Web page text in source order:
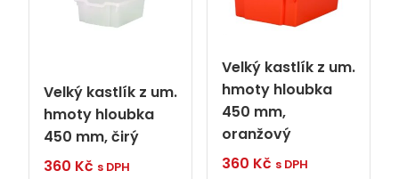
Velký kastlík z um.
hmoty hloubka
450 mm, čirý
360 Kč s DPH
Velký kastlík z um.
hmoty hloubka
450 mm,
oranžový
360 Kč s DPH